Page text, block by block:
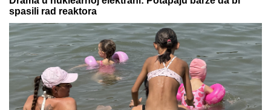
15. 07. 2026 07:44
Većina građana izgubi novac pre nego što stigne na
letovanje - ovih 7 troškova skoro niko ne planira